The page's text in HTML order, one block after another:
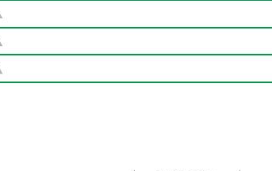
菌劑・可長效抗菌
生都知道，為了避免新穿的耳洞紅腫、過敏
，藉由正負電相吸，銀離子可穿透細菌的細胞
直至死亡。當細菌被Ag+殺死後，Ag+又會從
死細菌的過程中，不會產生有害副產物，也
油漆450電腦調色專業色卡
1078電腦調色專業色卡
葉油漆450電腦調色專業色票資料庫.ase
、醫院、百貨公司、餐廳、店舖、住宅、公共